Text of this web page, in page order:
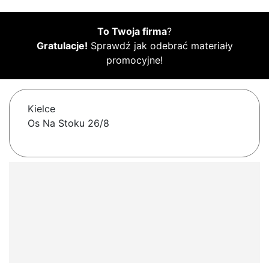
To Twoja firma?
Gratulacje! Sprawdź jak odebrać materiały
promocyjne!
Kielce
Os Na Stoku 26/8